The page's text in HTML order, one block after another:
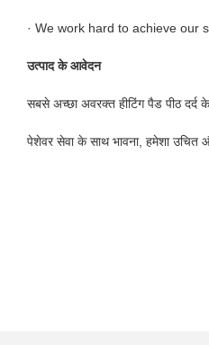
· We work hard to achieve our
उत्पाद के आवेदन
सबसे अच्छा अवरक्त हीटिंग पैड पीठ दर्द
पेशेवर सेवा के साथ भावना, हमेशा उचित